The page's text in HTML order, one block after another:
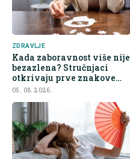
ZDRAVLJE
Kada zaboravnost više nije
bezazlena? Stručnjaci
otkrivaju prve znakove
demencije
05. 08. 2026.